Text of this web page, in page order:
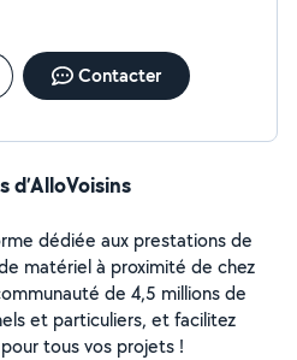
pas à me contacter en privé
Contacter
d’AlloVoisins
dédiée aux prestations de
matériel à proximité de chez
de 4,5 millions de
et particuliers, et facilitez
tous vos projets !